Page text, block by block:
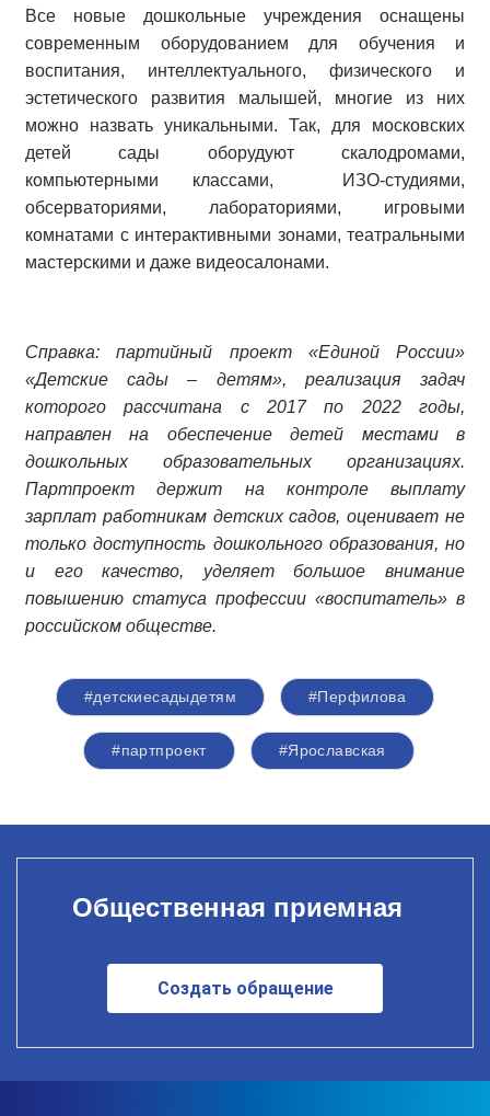
Все новые дошкольные учреждения оснащены
современным оборудованием для обучения и
воспитания, интеллектуального, физического и
эстетического развития малышей, многие из них
можно назвать уникальными. Так, для московских
детей сады оборудуют скалодромами,
компьютерными классами, ИЗО-студиями,
обсерваториями, лабораториями, игровыми
комнатами с интерактивными зонами, театральными
мастерскими и даже видеосалонами.
Справка: партийный проект «Единой России»
«Детские сады – детям», реализация задач
которого рассчитана с 2017 по 2022 годы,
направлен на обеспечение детей местами в
дошкольных образовательных организациях.
Партпроект держит на контроле выплату
зарплат работникам детских садов, оценивает не
только доступность дошкольного образования, но
и его качество, уделяет большое внимание
повышению статуса профессии «воспитатель» в
российском обществе.
#детскиесадыдетям #Перфилова
#партпроект #Ярославская
Общественная приемная
Создать обращение